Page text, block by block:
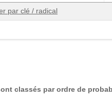
Exos & Flashcards
par clé / radical
classés par ordre de